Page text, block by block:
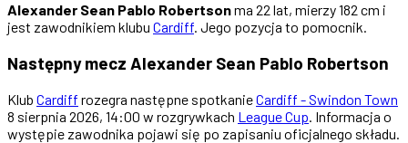
Alexander Sean Pablo Robertsonma 22 lat, mierzy 182 cm i
jest zawodnikiem klubu Cardiff. Jego pozycja to pomocnik.
Następny mecz Alexander Sean Pablo Robertson
Klub Cardiff rozegra następne spotkanieCardiff - Swindon Town
8 sierpnia 2026, 14:00 w rozgrywkach League Cup. Informacja o
występie zawodnika pojawi się po zapisaniu oficjalnego składu.